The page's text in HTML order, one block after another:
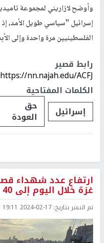
وأوضح لازاريني لمجموعة
إسرائيل "سياسي طويل الأمد، إذ
الفلسطينيين مرة واحدة وإلى
رابط قصير
https://nn.najah.edu/ACFJ/
الكلمات المفتاحية
إسرائيل
حق
العودة
ارتفاع عدد شهداء
غزة خلال اليوم إلى 40
تم النشر بتاريخ: 2024-02-17 19:11